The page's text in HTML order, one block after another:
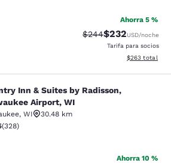
Ahorra 5 %
Precio tachado:
$244Precio con
$232USD/noche
Tarifa para socios
Ver detalles
$263 total
Suites by Radisson,
Inn & Suites by Radisson,
Airport, WI
, WI
30.48 km
de 2.45 estrellas. Feria. 328 reseñas
(328)
Ahorra 10 %